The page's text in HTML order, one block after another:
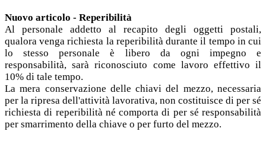
Nuovo articolo - Reperibilità
Al personale addetto al recapito degli oggetti postali,
qualora venga richiesta la reperibilità durante il tempo in cui
lo stesso personale è libero da ogni impegno e
responsabilità, sarà riconosciuto come lavoro effettivo il
10% di tale tempo.
La mera conservazione delle chiavi del mezzo, necessaria
per la ripresa dell'attività lavorativa, non costituisce di per sé
richiesta di reperibilità né comporta di per sé responsabilità
per smarrimento della chiave o per furto del mezzo.